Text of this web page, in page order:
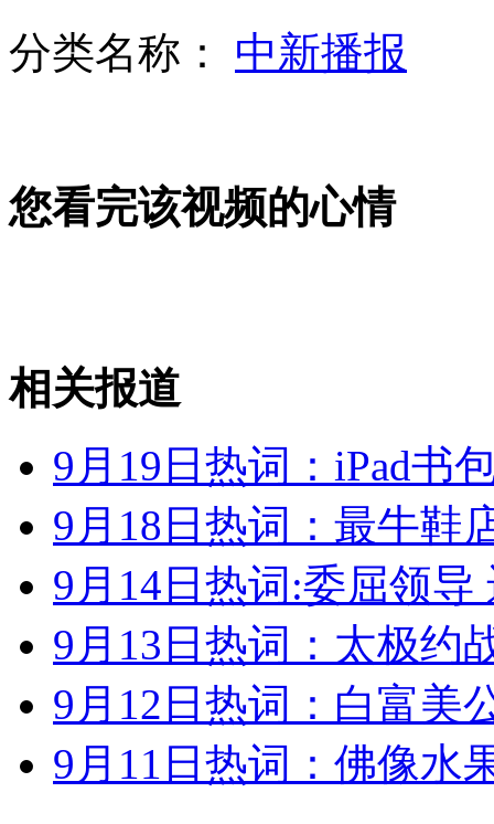
河南镇政府三千万建办公楼
山西运城恶犬咬伤多人 警民合力深夜将其击毙
女孩北京地铁殴打老人 痛下狠手拳打脚踢
无痛分娩是否安全 医生回应
外交部：反对强权政治霸凌主义
分类名称： 中新播报
您看完该视频的心情
相关报道
9月19日热词：iPad书
9月18日热词：最牛鞋
9月14日热词:委屈领导
9月13日热词：太极约
9月12日热词：白富美
9月11日热词：佛像水